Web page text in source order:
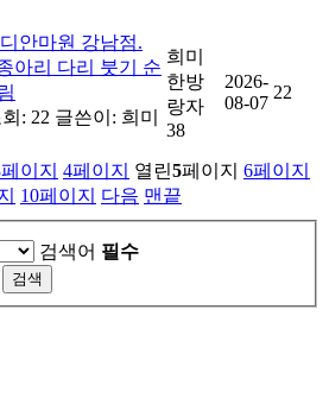
안마원 강남점.
아리 다리 붓기 순
: 22 글쓴이: 희미
희미
한방
랑자
38
2026-
08-07
22
페이지 4페이지 열린5페이지 6페이지
10페이지 다음 맨끝
검색어 필수